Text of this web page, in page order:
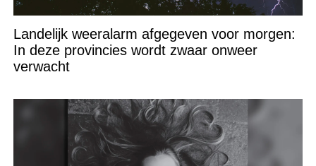
Landelijk weeralarm afgegeven voor morgen:
In deze provincies wordt zwaar onweer
verwacht